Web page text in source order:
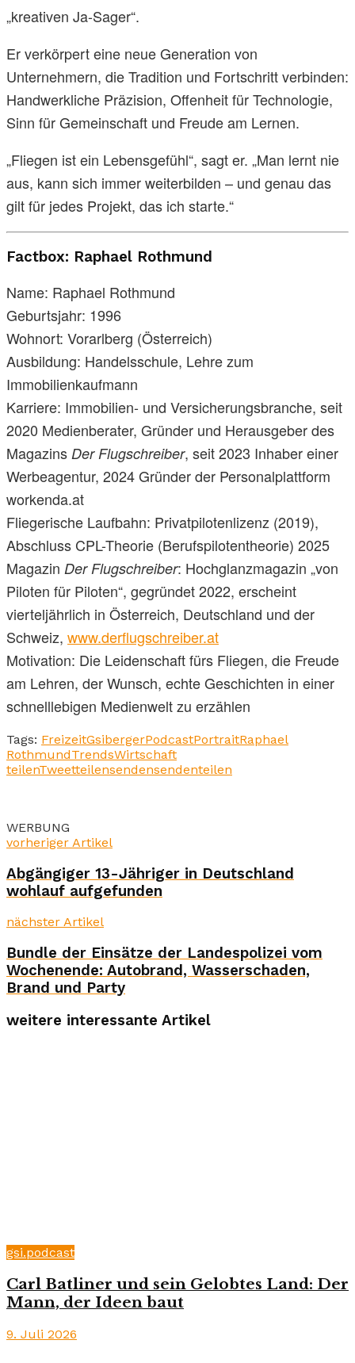
„kreativen Ja-Sager“.
Er verkörpert eine neue Generation von
Unternehmern, die Tradition und Fortschritt verbinden:
Handwerkliche Präzision, Offenheit für Technologie,
Sinn für Gemeinschaft und Freude am Lernen.
„Fliegen ist ein Lebensgefühl“, sagt er. „Man lernt nie
aus, kann sich immer weiterbilden – und genau das
gilt für jedes Projekt, das ich starte.“
Factbox: Raphael Rothmund
Name: Raphael Rothmund
Geburtsjahr: 1996
Wohnort: Vorarlberg (Österreich)
Ausbildung: Handelsschule, Lehre zum
Immobilienkaufmann
Karriere: Immobilien- und Versicherungsbranche, seit
2020 Medienberater, Gründer und Herausgeber des
Magazins Der Flugschreiber, seit 2023 Inhaber einer
Werbeagentur, 2024 Gründer der Personalplattform
workenda.at
Fliegerische Laufbahn: Privatpilotenlizenz (2019),
Abschluss CPL-Theorie (Berufspilotentheorie) 2025
Magazin Der Flugschreiber: Hochglanzmagazin „von
Piloten für Piloten“, gegründet 2022, erscheint
vierteljährlich in Österreich, Deutschland und der
Schweiz, www.derflugschreiber.at
Motivation: Die Leidenschaft fürs Fliegen, die Freude
am Lehren, der Wunsch, echte Geschichten in einer
schnelllebigen Medienwelt zu erzählen
Tags: FreizeitGsibergerPodcastPortraitRaphael
RothmundTrendsWirtschaft
teilenTweetteilensendensendenteilen
WERBUNG
vorheriger Artikel
Abgängiger 13-Jähriger in Deutschland
wohlauf aufgefunden
nächster Artikel
Bundle der Einsätze der Landespolizei vom
Wochenende: Autobrand, Wasserschaden,
Brand und Party
weitere interessante Artikel
gsi.podcast
Carl Batliner und sein Gelobtes Land: Der
Mann, der Ideen baut
9. Juli 2026